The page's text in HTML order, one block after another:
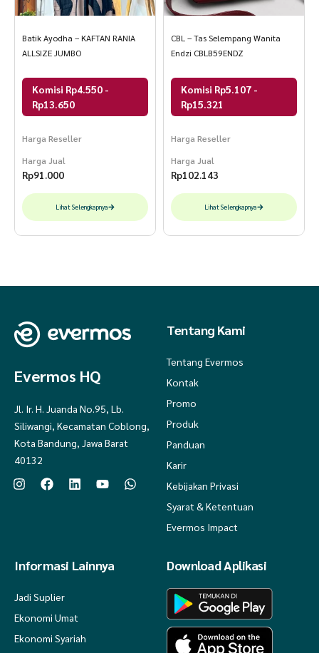
Batik Ayodha – KAFTAN RANIA
ALLSIZE JUMBO
Komisi Rp4.550 -
Rp13.650
Harga Reseller
Harga Jual
Rp91.000
Lihat Selengkapnya
CBL – Tas Selempang Wanita
Endzi CBLB59ENDZ
Komisi Rp5.107 -
Rp15.321
Harga Reseller
Harga Jual
Rp102.143
Lihat Selengkapnya
Evermos HQ
Jl. Ir. H. Juanda No.95, Lb.
Siliwangi, Kecamatan Coblong,
Kota Bandung, Jawa Barat
40132
Tentang Kami
Tentang Evermos
Kontak
Promo
Produk
Panduan
Karir
Kebijakan Privasi
Syarat & Ketentuan
Evermos Impact
Informasi Lainnya
Jadi Suplier
Ekonomi Umat
Ekonomi Syariah
Download Aplikasi